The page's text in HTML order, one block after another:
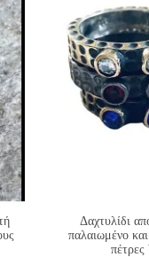
Δαχτυλίδι
παλαιωμένο
πέτρες